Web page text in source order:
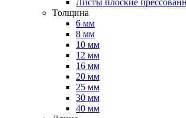
Листы плоские
Толщина
6 мм
8 мм
10 мм
12 мм
16 мм
20 мм
25 мм
30 мм
40 мм